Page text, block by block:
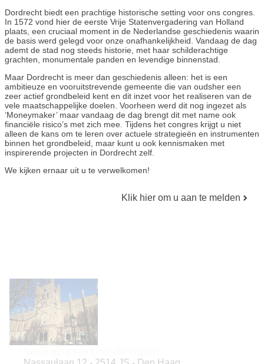
Dordrecht biedt een prachtige historische setting voor ons congres.
In 1572 vond hier de eerste Vrije Statenvergadering van Holland
plaats, een cruciaal moment in de Nederlandse geschiedenis waarin
de basis werd gelegd voor onze onafhankelijkheid. Vandaag de dag
ademt de stad nog steeds historie, met haar schilderachtige
grachten, monumentale panden en levendige binnenstad.
Maar Dordrecht is meer dan geschiedenis alleen: het is een
ambitieuze en vooruitstrevende gemeente die van oudsher een
zeer actief grondbeleid kent en dit inzet voor het realiseren van de
vele maatschappelijke doelen. Voorheen werd dit nog ingezet als
‘Moneymaker’ maar vandaag de dag brengt dit met name ook
financiële risico’s met zich mee. Tijdens het congres krijgt u niet
alleen de kans om te leren over actuele strategieën en instrumenten
binnen het grondbeleid, maar kunt u ook kennismaken met
inspirerende projecten in Dordrecht zelf.
We kijken ernaar uit u te verwelkomen!
Klik hier om u aan te melden